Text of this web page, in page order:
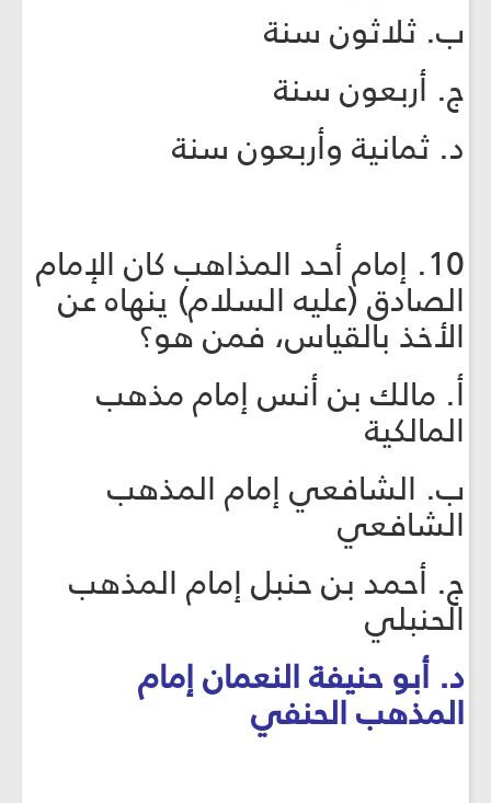
ب. ثلاثون سنة
ج. أربعون سنة
د. ثمانية وأربعون سنة
10. إمام أحد المذاهب كان الإمام
الصادق (عليه السلام) ينهاه عن
الأخذ بالقياس، فمن هو؟
أ. مالك بن أنس إمام مذهب
المالكية
ب. الشافعي إمام المذهب
الشافعي
ج. أحمد بن حنبل إمام المذهب
الحنبلي
د. أبو حنيفة النعمان إمام
المذهب الحنفي